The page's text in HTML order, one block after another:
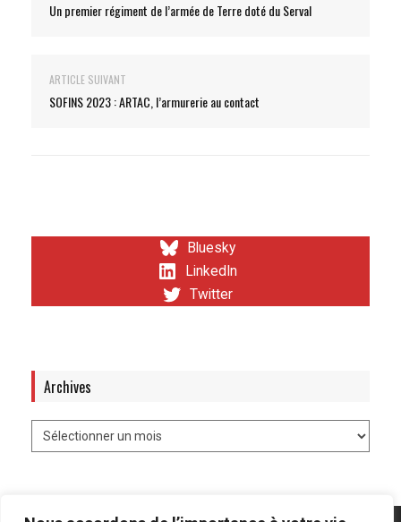
Un premier régiment de l’armée de Terre doté du Serval
ARTICLE SUIVANT
SOFINS 2023 : ARTAC, l’armurerie au contact
Bluesky
LinkedIn
Twitter
Archives